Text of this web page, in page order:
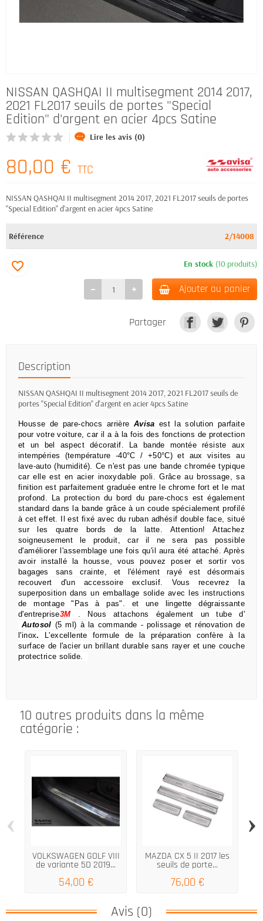
NISSAN QASHQAI II multisegment 2014 2017,
2021 FL2017 seuils de portes "Special
Edition" d'argent en acier 4pcs Satine
Lire les avis (0)
80,00 € TTC
NISSAN QASHQAI II multisegment 2014 2017, 2021 FL2017 seuils de portes
"Special Edition" d'argent en acier 4pcs Satine
Référence 2/14008
En stock (10 produits)
Ajouter au panier
favorite_border
Partager
Description
NISSAN QASHQAI II multisegment 2014 2017, 2021 FL2017 seuils de
portes "Special Edition" d'argent en acier 4pcs Satine
Housse de pare-chocs arrière Avisa est la solution parfaite
pour votre voiture, car il a à la fois des fonctions de protection
et un bel aspect décoratif.
La bande montée résiste aux
intempéries (température -40°C / +50°C) et aux visites au
lave-auto (humidité). Ce n'est pas une bande chromée typique
car elle est en acier inoxydable poli.Grâce au brossage, sa
finition est parfaitement graduée entre le chrome fort et le mat
profond.
La protection du bord du pare-chocs est également
standard dans la bande grâce à un coude spécialement profilé
à cet effet.
Il est fixé avec du ruban adhésif double face, situé
sur les quatre bords de la latte. Attention! Attachez
soigneusement le produit, car il ne sera pas possible
d'améliorer l'assemblage une fois qu'il aura été attaché. Après
avoir installé la housse, vous pouvez poser et sortir vos
bagages sans crainte, et l'élément rayé est désormais
recouvert d'un accessoire exclusif. Vous recevrez la
superposition dans un emballage solide avec les instructions
de montage "Pas à pas". et une lingette dégraissante
d'entreprise3M .
Nous attachons également un tube d'
Autosol (5 ml) à la commande - polissage et rénovation de
l'inox.
L'excellente formule de la préparation confère à la
surface de l'acier un brillant durable sans rayer et une couche
protectrice solide.
10 autres produits dans la même
catégorie :
VOLKSWAGEN GOLF VIII
de variante 5D 2019...
54,00 €
MAZDA CX 5 II 2017 les
seuils de porte...
76,00 €
‹ ›
Avis (0)